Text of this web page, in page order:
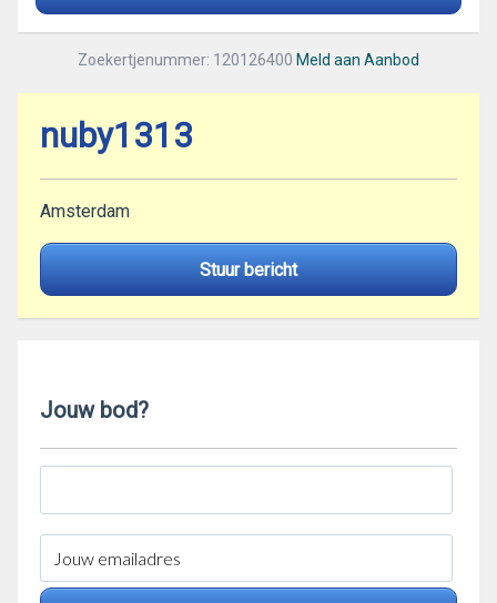
Zoekertjenummer: 120126400 Meld aan Aanbod
nuby1313
Amsterdam
Stuur bericht
Jouw bod?